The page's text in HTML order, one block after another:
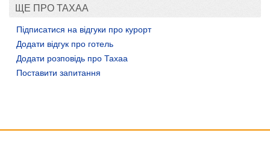
ЩЕ ПРО ТАХАА
Підписатися на відгуки про курорт
Додати відгук про готель
Додати розповідь про Тахаа
Поставити запитання